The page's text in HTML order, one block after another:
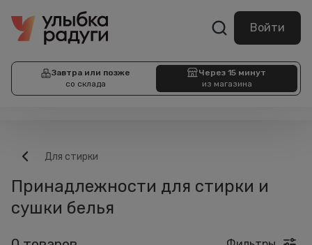
Войти
Завтра или позже
со склада
Через 15 минут
из магазина
Для стирки
Принадлежности для стирки и
сушки белья